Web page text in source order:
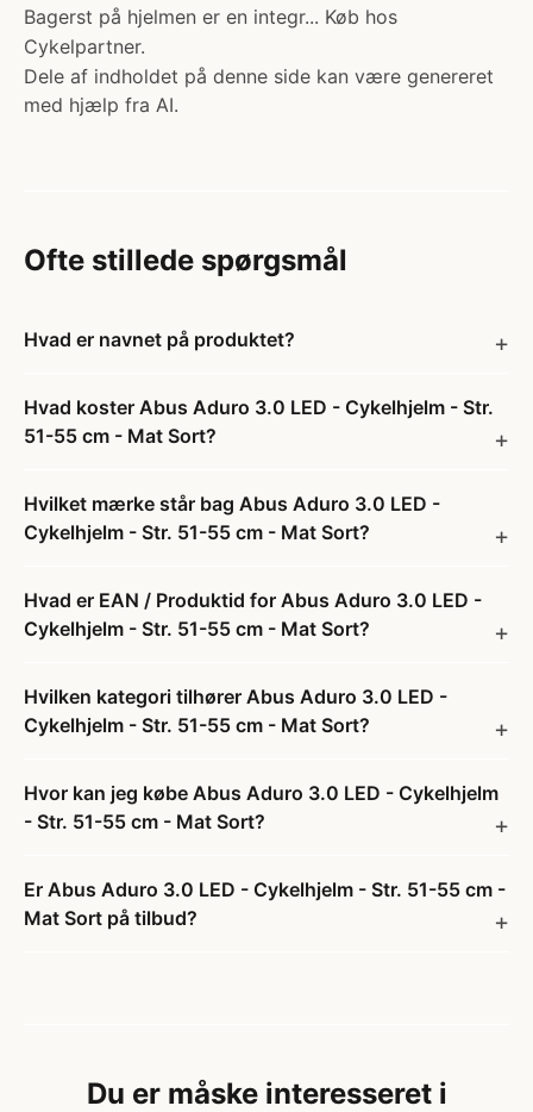
Bagerst på hjelmen er en integr... Køb hos
Cykelpartner.
Dele af indholdet på denne side kan være genereret
med hjælp fra AI.
Ofte stillede spørgsmål
Hvad er navnet på produktet?
Hvad koster Abus Aduro 3.0 LED - Cykelhjelm - Str.
51-55 cm - Mat Sort?
Hvilket mærke står bag Abus Aduro 3.0 LED -
Cykelhjelm - Str. 51-55 cm - Mat Sort?
Hvad er EAN / Produktid for Abus Aduro 3.0 LED -
Cykelhjelm - Str. 51-55 cm - Mat Sort?
Hvilken kategori tilhører Abus Aduro 3.0 LED -
Cykelhjelm - Str. 51-55 cm - Mat Sort?
Hvor kan jeg købe Abus Aduro 3.0 LED - Cykelhjelm
- Str. 51-55 cm - Mat Sort?
Er Abus Aduro 3.0 LED - Cykelhjelm - Str. 51-55 cm -
Mat Sort på tilbud?
Du er måske interesseret i